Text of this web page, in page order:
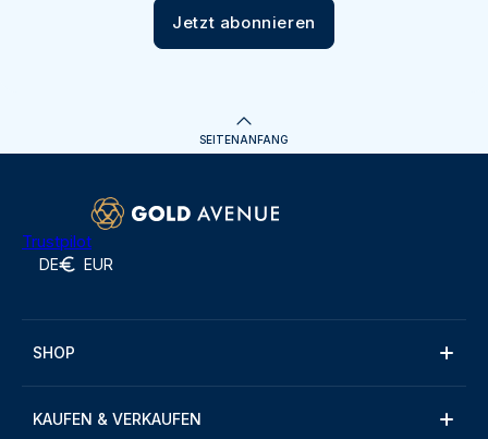
Jetzt abonnieren
SEITENANFANG
Trustpilot
DE EUR
SHOP
KAUFEN & VERKAUFEN